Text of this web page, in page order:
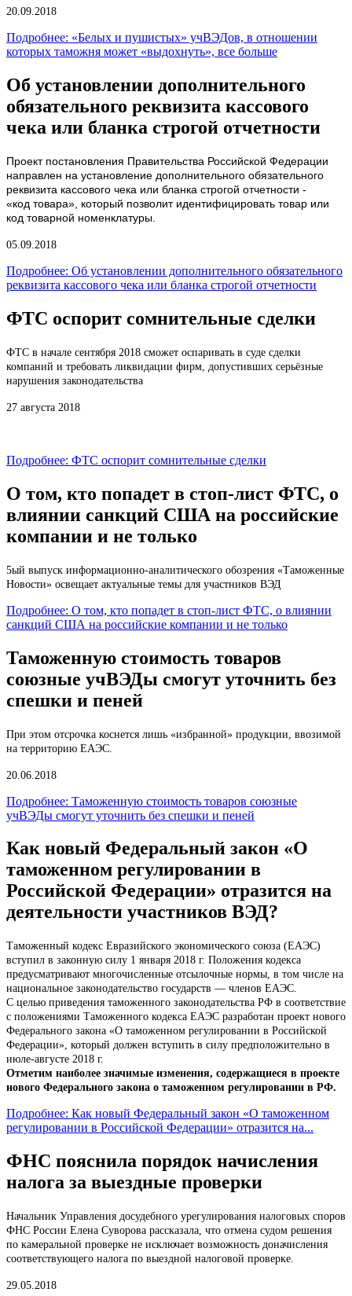
20.09.2018
Подробнее: «Белых и пушистых» учВЭДов, в отношении
которых таможня может «выдохнуть», все больше
Об установлении дополнительного
обязательного реквизита кассового
чека или бланка строгой отчетности
Проект постановления Правительства Российской Федерации
направлен на установление дополнительного обязательного
реквизита кассового чека или бланка строгой отчетности -
‎«код товара», который позволит идентифицировать товар или
код товарной номенклатуры.
05.09.2018
Подробнее: Об установлении дополнительного обязательного
реквизита кассового чека или бланка строгой отчетности
ФТС оспорит сомнительные сделки
ФТС в начале сентября 2018 сможет оспаривать в суде сделки
компаний и требовать ликвидации фирм, допустивших серьёзные
нарушения законодательства
27 августа 2018
Подробнее: ФТС оспорит сомнительные сделки
О том, кто попадет в стоп-лист ФТС, о
влиянии санкций США на российские
компании и не только
5ый выпуск информационно-аналитического обозрения «Таможенные
Новости» освещает актуальные темы для участников ВЭД
Подробнее: О том, кто попадет в стоп-лист ФТС, о влиянии
санкций США на российские компании и не только
Таможенную стоимость товаров
союзные учВЭДы смогут уточнить без
спешки и пеней
При этом отсрочка коснется лишь «избранной» продукции, ввозимой
на территорию ЕАЭС.
20.06.2018
Подробнее: Таможенную стоимость товаров союзные
учВЭДы смогут уточнить без спешки и пеней
Как новый Федеральный закон «О
таможенном регулировании в
Российской Федерации» отразится на
деятельности участников ВЭД?
Таможенный кодекс Евразийского экономического союза (ЕАЭС)
вступил в законную силу 1 января 2018 г. Положения кодекса
предусматривают многочисленные отсылочные нормы, в том числе на
национальное законодательство государств — членов ЕАЭС.
С целью приведения таможенного законодательства РФ в соответствие
с положениями Таможенного кодекса ЕАЭС разработан проект нового
Федерального закона «О таможенном регулировании в Российской
Федерации», который должен вступить в силу предположительно в
июле-августе 2018 г.
Отметим наиболее значимые изменения, содержащиеся в проекте
нового Федерального закона о таможенном регулировании в РФ.
Подробнее: Как новый Федеральный закон «О таможенном
регулировании в Российской Федерации» отразится на...
ФНС пояснила порядок начисления
налога за выездные проверки
Начальник Управления досудебного урегулирования налоговых споров
ФНС России Елена Суворова рассказала, что отмена судом решения
по камеральной проверке не исключает возможность доначисления
соответствующего налога по выездной налоговой проверке.
29.05.2018